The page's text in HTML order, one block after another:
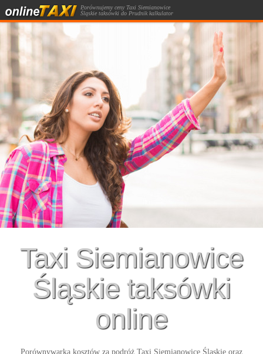
Porównujemy ceny Taxi Siemianowice
Śląskie taksówki do Prudnik kalkulator
kursów taksówką.
Taxi Siemianowice
Śląskie taksówki
online
Porównywarka kosztów za podróż Taxi Siemianowice Śląskie oraz